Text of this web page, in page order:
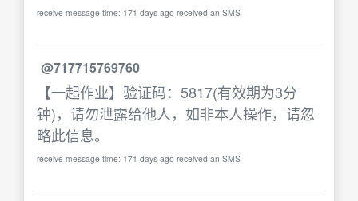
receive message time: 171 days ago received an SMS
@717715769760
【一起作业】验证码：5817(有效期为3分
钟)，请勿泄露给他人，如非本人操作，请忽
略此信息。
receive message time: 171 days ago received an SMS